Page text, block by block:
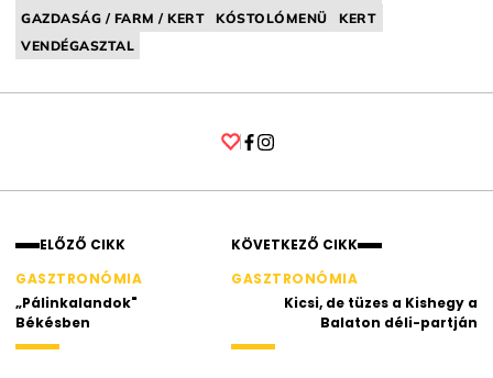
GAZDASÁG / FARM / KERT
KÓSTOLÓMENÜ
KERT
VENDÉGASZTAL
ELŐZŐ CIKK
GASZTRONÓMIA
„Pálinkalandok"
Békésben
KÖVETKEZŐ CIKK
GASZTRONÓMIA
Kicsi, de tüzes a Kishegy a
Balaton déli-partján